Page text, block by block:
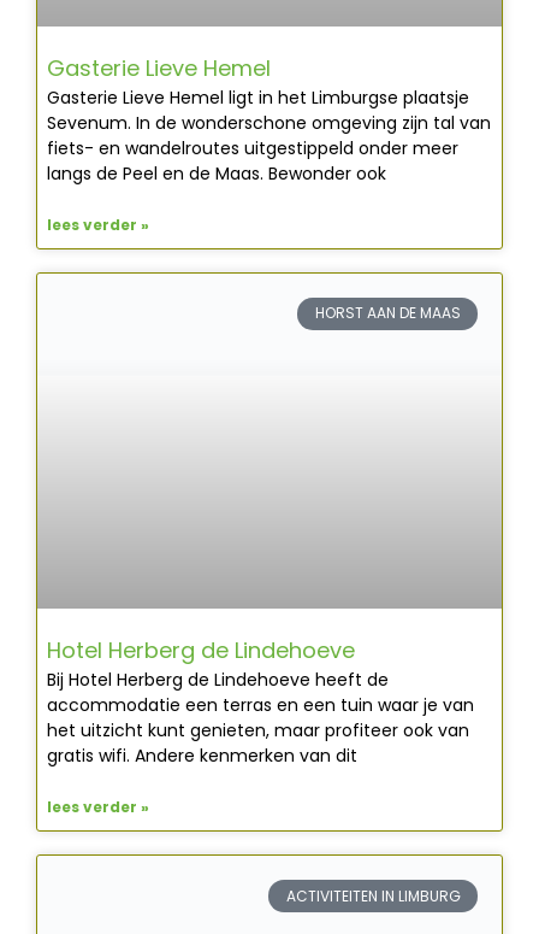
Gasterie Lieve Hemel
Gasterie Lieve Hemel ligt in het Limburgse plaatsje
Sevenum. In de wonderschone omgeving zijn tal van
fiets- en wandelroutes uitgestippeld onder meer
langs de Peel en de Maas. Bewonder ook
lees verder »
HORST AAN DE MAAS
Hotel Herberg de Lindehoeve
Bij Hotel Herberg de Lindehoeve heeft de
accommodatie een terras en een tuin waar je van
het uitzicht kunt genieten, maar profiteer ook van
gratis wifi. Andere kenmerken van dit
lees verder »
ACTIVITEITEN IN LIMBURG